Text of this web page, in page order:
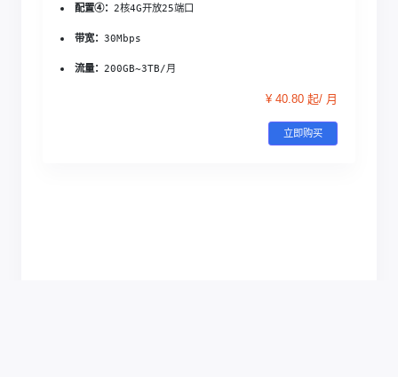
配置④：2核4G开放25端口
带宽：30Mbps
流量：200GB~3TB/月
¥ 40.80 起/ 月
立即购买